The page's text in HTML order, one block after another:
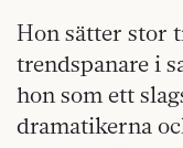
Hon sätter stor
trendspanare i
hon som ett
dramatikerna